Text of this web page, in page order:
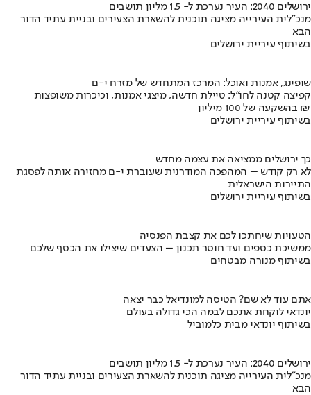
ירושלים 2040: העיר נערכת ל- 1.5 מליון תושבים
מנכ"לית העירייה מציגה תוכנית להשארת הצעירים ובניית עתיד הדור
הבא
בשיתוף עיריית ירושלים
שופינג, אמנות ואוכל: המרכז המתחדש של מזרח י-ם
קפיצה קטנה לחו"ל: טיילת חדשה, מיצגי אמנות, וכיכרות משופצות
בהשקעה של 100 מיליון ₪
בשיתוף עיריית ירושלים
כך ירושלים ממציאה את עצמה מחדש
לא רק קודש – המהפכה המודרנית שעוברת י-ם מחזירה אותה לפסגת
התיירות הישראלית
בשיתוף עיריית ירושלים
הטעויות שיחתכו לכם את קצבת הפנסיה
ממשיכת כספים ועד חוסר תכנון – הצעדים שיצילו את הכסף שלכם
בשיתוף מנורה מבטחים
אתם עוד לא שם? הטיסה למונדיאל כבר יצאה
יונדאי לוקחת אתכם לבמה הכי גדולה בעולם
בשיתוף יונדאי מבית כלמוביל
ירושלים 2040: העיר נערכת ל- 1.5 מליון תושבים
מנכ"לית העירייה מציגה תוכנית להשארת הצעירים ובניית עתיד הדור
הבא